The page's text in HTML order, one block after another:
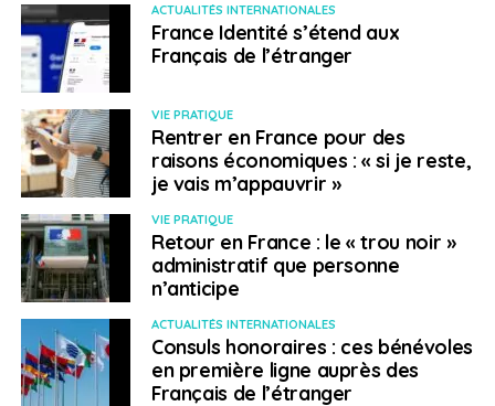
question de fond mais aussi une question de forme à
savoir, mieux communiquer avec les communautés de
Français notamment en utilisant les réseaux sociaux
SUJETS ASSOCIÉS: ESPAGNE
FEATURED
FRANÇAIS À L'ÉTRANGER
A SUIVRE
Les nouveaux Français de l’étranger. Frédéric
Bove : “la double nationalité est une forme
d’accomplissement “
NE RATEZ PAS
Les nouveaux Français de l’étranger. Elise Léger :
“les challenges de vivre dans un pays étranger”
ACTUALITÉS INTERNATIONALES
France Identité s’étend aux
Français de l’étranger
VIE PRATIQUE
Rentrer en France pour des
raisons économiques : « si je reste,
je vais m’appauvrir »
VIE PRATIQUE
Retour en France : le « trou noir »
administratif que personne
n’anticipe
ACTUALITÉS INTERNATIONALES
Consuls honoraires : ces bénévoles
en première ligne auprès des
Français de l’étranger